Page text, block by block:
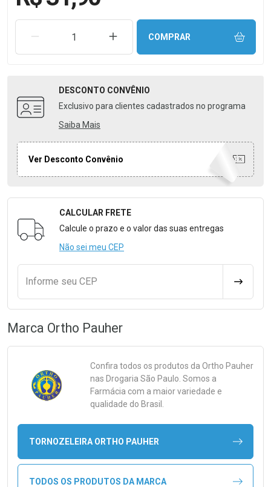
REMOVER UMA UNIDADEAUMENTAR UMA UNIDADE
COMPRAR
DESCONTO CONVÊNIO
Exclusivo para clientes cadastrados no programa
Saiba Mais
Ver Desconto Convênio
Formulário para Calcular o Frete
CALCULAR FRETE
Calcule o prazo e o valor das suas entregas
Não sei meu CEP
Informe seu CEP
Marca Ortho Pauher
Confira todos os produtos da Ortho Pauher
nas Drogaria São Paulo. Somos a
Farmácia com a maior variedade e
qualidade do Brasil.
TORNOZELEIRA ORTHO PAUHER
TODOS OS PRODUTOS DA MARCA